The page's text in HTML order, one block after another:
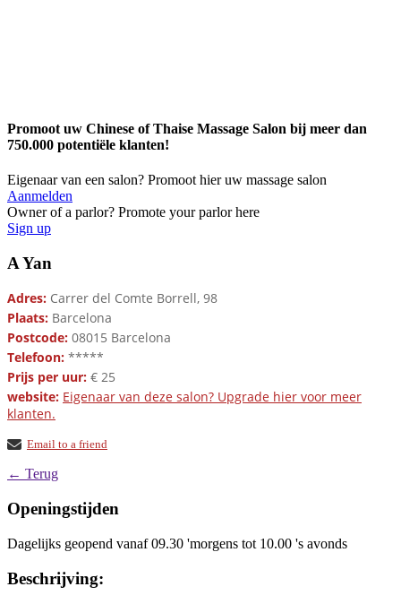
Promoot uw Chinese of Thaise Massage Salon bij meer dan
750.000 potentiële klanten!
Eigenaar van een salon? Promoot hier uw massage salon
Aanmelden
Owner of a parlor? Promote your parlor here
Sign up
A Yan
Adres: Carrer del Comte Borrell, 98
Plaats: Barcelona
Postcode: 08015 Barcelona
Telefoon: *****
Prijs per uur: € 25
website: Eigenaar van deze salon? Upgrade hier voor meer
klanten.
Email to a friend
← Terug
Openingstijden
Dagelijks geopend vanaf 09.30 'morgens tot 10.00 's avonds
Beschrijving: